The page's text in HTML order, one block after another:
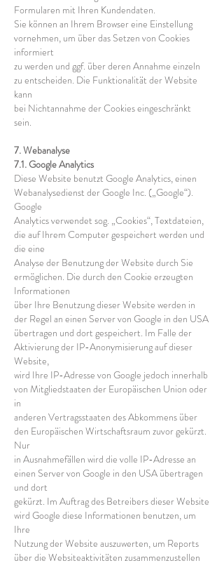
Formularen mit Ihren Kundendaten.
Sie können an Ihrem Browser eine Einstellung
vornehmen, um über das Setzen von Cookies
informiert
zu werden und ggf. über deren Annahme einzeln
zu entscheiden. Die Funktionalität der Website
kann
bei Nichtannahme der Cookies eingeschränkt
sein.
7. Webanalyse
7.1. Google Analytics
Diese Website benutzt Google Analytics, einen
Webanalysedienst der Google Inc. („Google“).
Google
Analytics verwendet sog. „Cookies“, Textdateien,
die auf Ihrem Computer gespeichert werden und
die eine
Analyse der Benutzung der Website durch Sie
ermöglichen. Die durch den Cookie erzeugten
Informationen
über Ihre Benutzung dieser Website werden in
der Regel an einen Server von Google in den USA
übertragen und dort gespeichert. Im Falle der
Aktivierung der IP-Anonymisierung auf dieser
Website,
wird Ihre IP-Adresse von Google jedoch innerhalb
von Mitgliedstaaten der Europäischen Union oder
in
anderen Vertragsstaaten des Abkommens über
den Europäischen Wirtschaftsraum zuvor gekürzt.
Nur
in Ausnahmefällen wird die volle IP-Adresse an
einen Server von Google in den USA übertragen
und dort
gekürzt. Im Auftrag des Betreibers dieser Website
wird Google diese Informationen benutzen, um
Ihre
Nutzung der Website auszuwerten, um Reports
über die Websiteaktivitäten zusammenzustellen